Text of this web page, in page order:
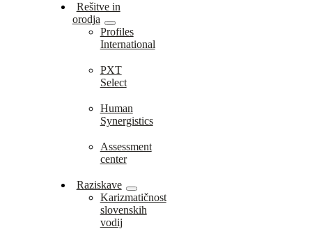
Rešitve in
orodja
Profiles
International
PXT
Select
Human
Synergistics
Assessment
center
Raziskave
Karizmatičnost
slovenskih
vodij